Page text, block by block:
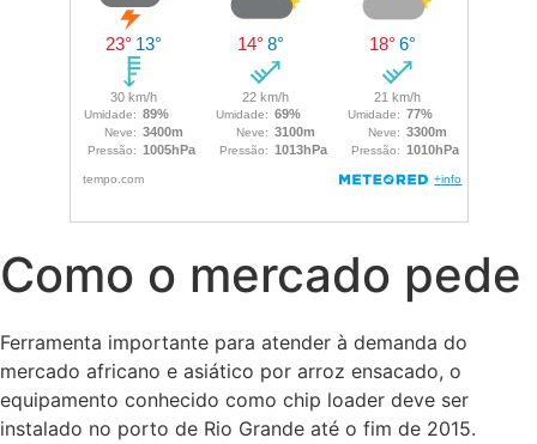
Como o mercado pede
Ferramenta importante para atender à demanda do
mercado africano e asiático por arroz ensacado, o
equipamento conhecido como chip loader deve ser
instalado no porto de Rio Grande até o fim de 2015.